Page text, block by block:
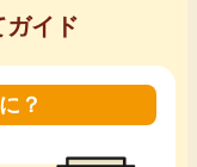
ガイド
？